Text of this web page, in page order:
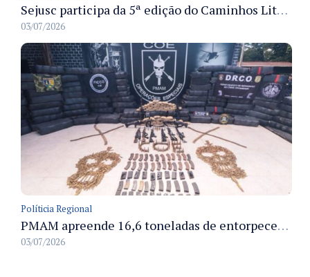
Sejusc participa da 5ª edição do Caminhos Literários com foco na cultura hip-hop nas unidades socioeducativas
03/07/2026
Políticia Regional
PMAM apreende 16,6 toneladas de entorpecentes e registra aumento nas prisões em flagrante e nas capturas de foragidos no primeiro semestre de 2026
03/07/2026